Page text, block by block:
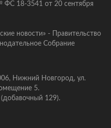
18-3541 от 20 сентября
новости» - Правительство
Собрание
Нижний Новгород, ул.
5.
129).